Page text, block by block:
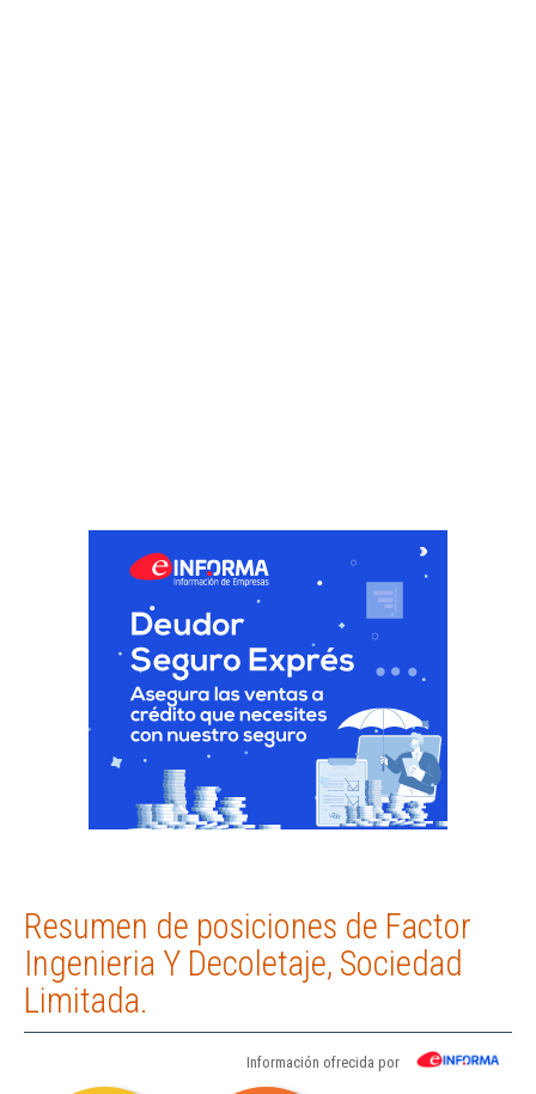
Resumen de posiciones de Factor
Ingenieria Y Decoletaje, Sociedad
Limitada.
Información ofrecida por